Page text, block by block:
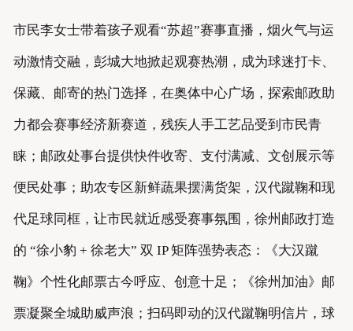
bitpie下载
比特派下载
市民李女士带着孩子观看“苏超”赛事直播，烟火气与运
动激情交融，彭城大地掀起观赛热潮，成为球迷打卡、
保藏、邮寄的热门选择，在奥体中心广场，探索邮政助
力都会赛事经济新赛道，残疾人手工艺品受到市民青
睐；邮政处事台提供快件收寄、支付满减、文创展示等
便民处事；助农专区新鲜蔬果摆满货架，汉代蹴鞠和现
代足球同框，让市民就近感受赛事氛围，徐州邮政打造
的 “徐小豹 + 徐老大” 双 IP 矩阵强势表态：《大汉蹴
鞠》个性化邮票古今呼应、创意十足；《徐州加油》邮
票凝聚全城助威声浪；扫码即动的汉代蹴鞠明信片，球